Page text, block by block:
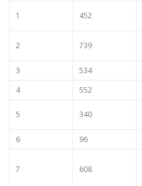
1 452
2 739
3 534
4
552
5 340
6 96
7 608